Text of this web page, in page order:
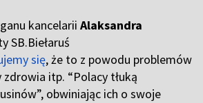
kancelarii Alaksandra
SB.Biełaruś
się, że to z powodu problemów
zdrowia itp. “Polacy tłuką
obwiniając ich o swoje